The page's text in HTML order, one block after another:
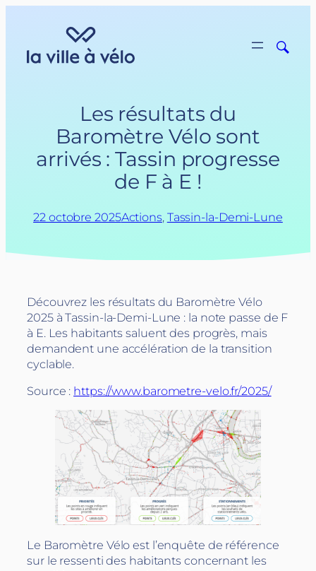
Les résultats du
Baromètre Vélo sont
arrivés : Tassin progresse
de F à E !
22 octobre 2025Actions, Tassin-la-Demi-Lune
Découvrez les résultats du Baromètre Vélo
2025 à Tassin-la-Demi-Lune : la note passe de F
à E. Les habitants saluent des progrès, mais
demandent une accélération de la transition
cyclable.
Source : https://www.barometre-velo.fr/2025/
Le Baromètre Vélo est l’enquête de référence
sur le ressenti des habitants concernant les